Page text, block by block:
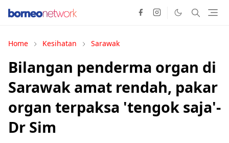
Home Kesihatan Sarawak
Bilangan penderma organ di
Sarawak amat rendah, pakar
organ terpaksa 'tengok saja'-
Dr Sim